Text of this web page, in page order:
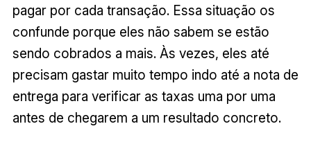
pagar por cada transação. Essa situação os
confunde porque eles não sabem se estão
sendo cobrados a mais. Às vezes, eles até
precisam gastar muito tempo indo até a nota de
entrega para verificar as taxas uma por uma
antes de chegarem a um resultado concreto.